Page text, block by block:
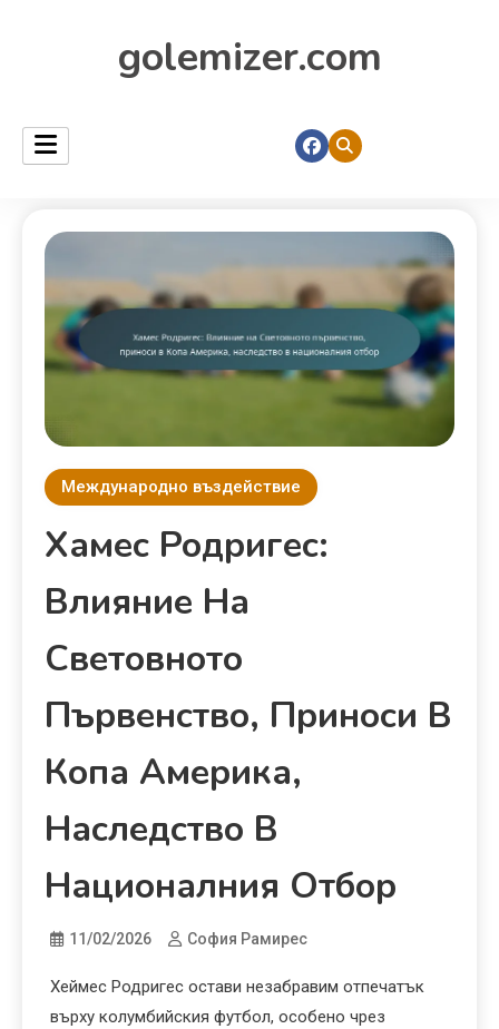
golemizer.com
Международно въздействие
Хамес Родригес:
Влияние На
Световното
Първенство, Приноси В
Копа Америка,
Наследство В
Националния Отбор
11/02/2026 София Рамирес
Хеймес Родригес остави незабравим отпечатък
върху колумбийския футбол, особено чрез